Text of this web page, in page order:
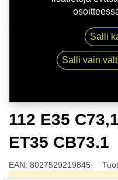
MSW 75 M.GUN/POL
5/112 ET35 CB73.1
112 E35
ET35 CB73.1
EAN: 8027529219845
Salli
Salli vain